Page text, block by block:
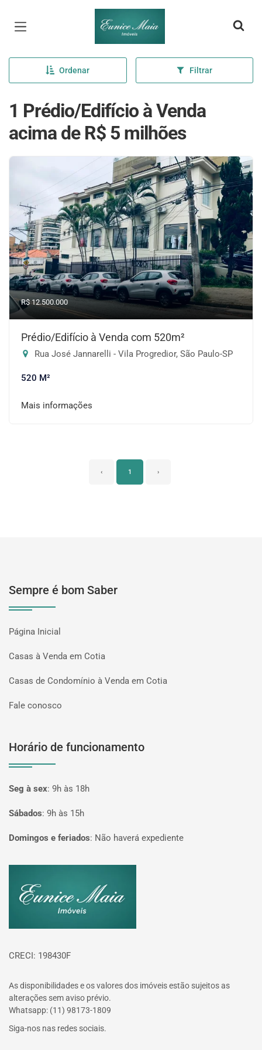
Página inicial
Ordenar Filtrar
1 Prédio/Edifício à Venda
acima de R$ 5 milhões
R$ 12.500.000
Prédio/Edifício à Venda com 520m²
Rua José Jannarelli - Vila Progredior, São Paulo-SP
520 M²
Mais informações
‹ 1 ›
Sempre é bom Saber
Página Inicial
Casas à Venda em Cotia
Casas de Condomínio à Venda em Cotia
Fale conosco
Horário de funcionamento
Seg à sex: 9h às 18h
Sábados: 9h às 15h
Domingos e feriados: Não haverá expediente
CRECI: 198430F
As disponibilidades e os valores dos imóveis estão sujeitos as
alterações sem aviso prévio.
Whatsapp: (11) 98173-1809
Siga-nos nas redes sociais.